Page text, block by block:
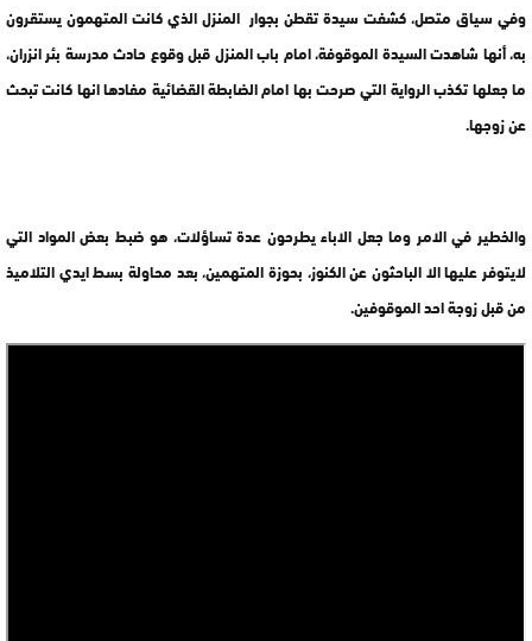
وفي سياق متصل، كشفت سيدة تقطن بجوار المنزل الذي كانت المتهمون يستقرون
به، أنها شاهدت السيدة الموقوفة، امام باب المنزل قبل وقوع حادث مدرسة بئر انزران،
ما جعلها تكذب الرواية التي صرحت بها امام الضابطة القضائية مفادها انها كانت تبحث
عن زوجها.
والخطير في الامر وما جعل الاباء يطرحون عدة تساؤلات، هو ضبط بعض المواد التي
لايتوفر عليها الا الباحثون عن الكنوز، بحوزة المتهمين، بعد محاولة بسط ايدي التلاميذ
من قبل زوجة احد الموقوفين.